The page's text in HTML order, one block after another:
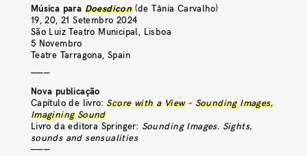
Música para Doesdicon(de Tânia Carvalho)
19, 20, 21 Setembro 2024
São Luiz Teatro Municipal, Lisboa
5 Novembro
Teatre Tarragona, Spain
———
Nova publicação
Capítulo de livro: Score with a View – Sounding Images,
Imagining Sound
Livro da editora Springer: Sounding Images. Sights,
sounds and sensualities
———